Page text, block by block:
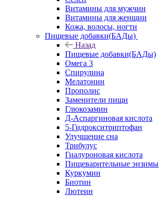
Витамины для мужчин
Витамины для женщин
Кожа, волосы, ногти
Пищевые добавки(БАДы)
Назад
Пищевые добавки(БАДы)
Омега 3
Спирулина
Мелатонин
Прополис
Заменители пищи
Глюкозамин
Д-Аспаргиновая кислота
5-Гидрокситриптофан
Улучшение сна
Трибулус
Гиалуроновая кислота
Пищеварительные энзимы
Куркумин
Биотин
Лютеин